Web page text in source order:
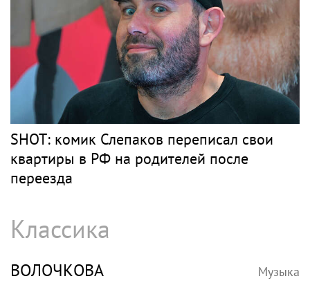
SHOT: комик Слепаков переписал свои
квартиры в РФ на родителей после
переезда
Классика
ВОЛОЧКОВА Музыка